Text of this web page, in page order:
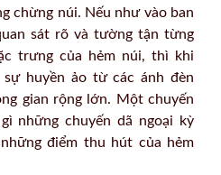
chừng núi. Nếu như vào ban
sát rõ và tường tận từng
trưng của hẻm núi, thì khi
sự huyền ảo từ các ánh đèn
gian rộng lớn. Một chuyến
những chuyến dã ngoại kỳ
điểm thu hút của hẻm